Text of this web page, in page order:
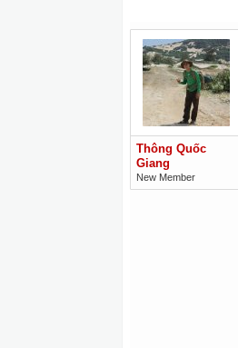
Thông Quốc
Giang
New Member